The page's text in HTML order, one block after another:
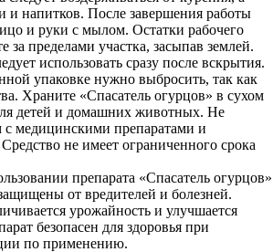
и напитков. После завершения работы
и руки с мылом. Остатки рабочего
за пределами участка, засыпав землей.
использовать сразу после вскрытия.
упаковке нужно выбросить, так как
Храните «Спасатель огурцов» в сухом
детей и домашних животных. Не
с медицинскими препаратами и
не имеет ограниченного срока
препарата «Спасатель огурцов»
от вредителей и болезней.
урожайность и улучшается
безопасен для здоровья при
по применению.